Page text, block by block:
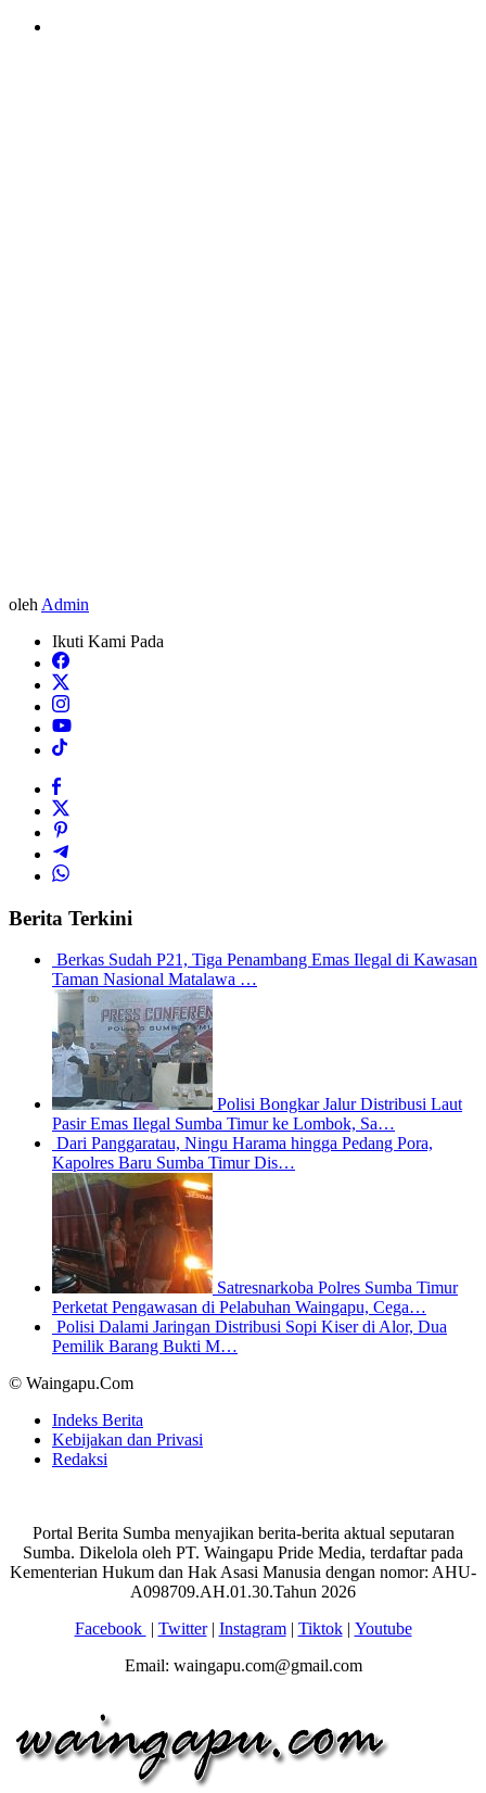
oleh Admin
Ikuti Kami Pada
Berita Terkini
Berkas Sudah P21, Tiga Penambang Emas Ilegal di Kawasan
Taman Nasional Matalawa …
Polisi Bongkar Jalur Distribusi Laut
Pasir Emas Ilegal Sumba Timur ke Lombok, Sa…
Dari Panggaratau, Ningu Harama hingga Pedang Pora,
Kapolres Baru Sumba Timur Dis…
Satresnarkoba Polres Sumba Timur
Perketat Pengawasan di Pelabuhan Waingapu, Cega…
Polisi Dalami Jaringan Distribusi Sopi Kiser di Alor, Dua
Pemilik Barang Bukti M…
© Waingapu.Com
Indeks Berita
Kebijakan dan Privasi
Redaksi
Portal Berita Sumba menyajikan berita-berita aktual seputaran
Sumba. Dikelola oleh PT. Waingapu Pride Media, terdaftar pada
Kementerian Hukum dan Hak Asasi Manusia dengan nomor: AHU-
A098709.AH.01.30.Tahun 2026
Facebook | Twitter| Instagram| Tiktok| Youtube
Email: waingapu.com@gmail.com